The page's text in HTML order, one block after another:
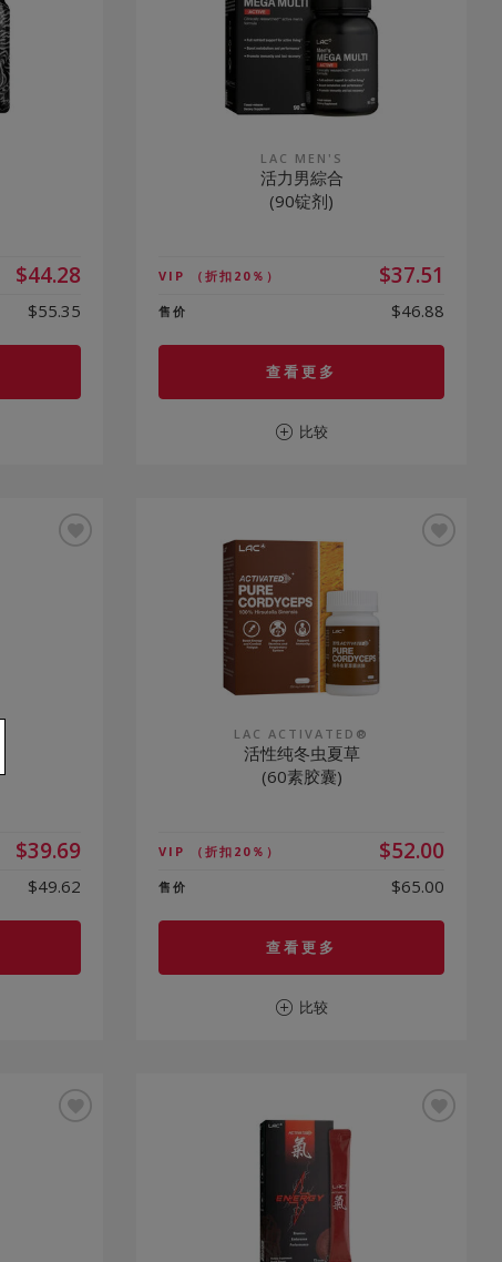
$44.28
$55.35
LAC MEN'S
活力男綜合
(90锭剂)
VIP （折扣20％） $37.51
售价 $46.88
查看更多
比较
$39.69
$49.62
LAC ACTIVATED®
活性纯冬虫夏草
(60素胶囊)
VIP （折扣20％） $52.00
售价 $65.00
查看更多
比较